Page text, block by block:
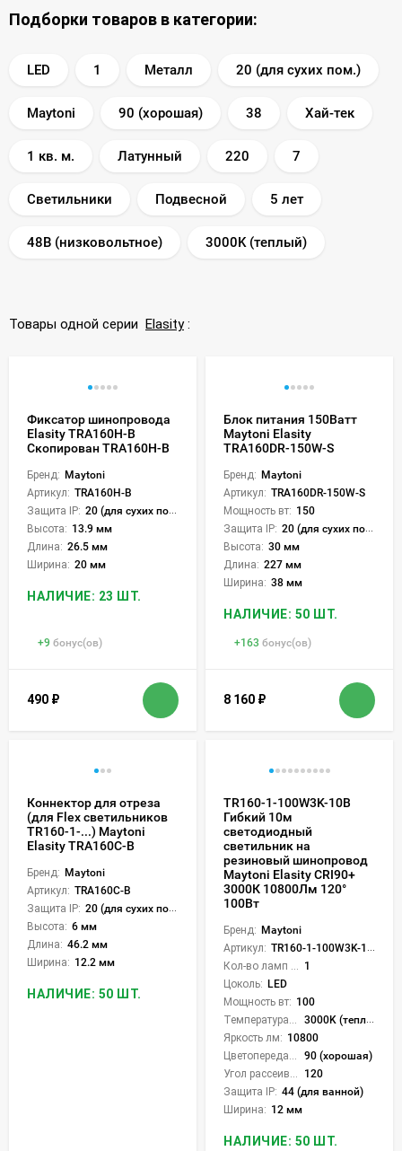
Подборки товаров в категории:
LED 1 Металл 20 (для сухих пом.)
Maytoni 90 (хорошая) 38 Хай-тек
1 кв. м. Латунный 220 7
Светильники Подвесной 5 лет
48В (низковольтное) 3000K (теплый)
Товары одной серии Elasity:
Фиксатор шинопровода
Elasity TRA160H-B
Скопирован TRA160H-B
Бренд: Maytoni
Артикул: TRA160H-B
Защита IP: 20 (для сухих пом.)
Высота: 13.9 мм
Длина: 26.5 мм
Ширина: 20 мм
НАЛИЧИЕ: 23 ШТ.
+9 бонус(ов)
490 ₽
Блок питания 150Ватт
Maytoni Elasity
TRA160DR-150W-S
Бренд: Maytoni
Артикул: TRA160DR-150W-S
Мощность вт: 150
Защита IP: 20 (для сухих пом.)
Высота: 30 мм
Длина: 227 мм
Ширина: 38 мм
НАЛИЧИЕ: 50 ШТ.
+163 бонус(ов)
8 160 ₽
Коннектор для отреза
(для Flex светильников
TR160-1-...) Maytoni
Elasity TRA160C-B
Бренд: Maytoni
Артикул: TRA160C-B
Защита IP: 20 (для сухих пом.)
Высота: 6 мм
Длина: 46.2 мм
Ширина: 12.2 мм
НАЛИЧИЕ: 50 ШТ.
TR160-1-100W3K-10B
Гибкий 10м
светодиодный
светильник на
резиновый шинопровод
Maytoni Elasity CRI90+
3000К 10800Лм 120°
100Вт
Бренд: Maytoni
Артикул: TR160-1-100W3K-10B
1
Цоколь: LED
Мощность вт: 100
3000K (теплый)
Яркость лм: 10800
90 (хорошая)
120
Защита IP: 44 (для ванной)
Ширина: 12 мм
НАЛИЧИЕ: 50 ШТ.